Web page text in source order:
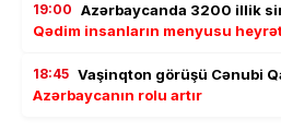
19:00 Azərbaycanda 3200 illik
Qədim insanların menyusu
18:45 Vaşinqton görüşü Cənubi
Azərbaycanın rolu artır